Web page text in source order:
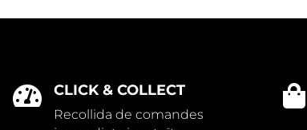
 CLICK & COLLECT
Recollida de comandes
